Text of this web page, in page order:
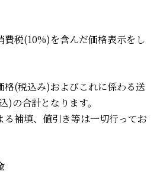
費税(10%)を含んだ価格表示をし
格(税込み)およびこれに係わる送
)の合計となります。
る補填、値引き等は一切行ってお